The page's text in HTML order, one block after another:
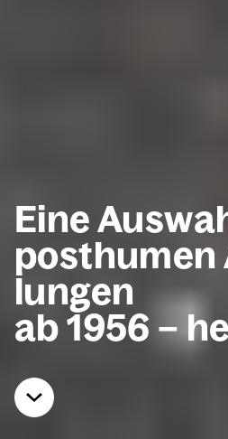
Eine
lun­gen
ab 1956 –